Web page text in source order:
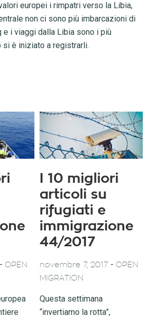
europei i rimpatri verso la Libia,
non ci sono più imbarcazioni di
e i viaggi dalla Libia sono i più
si è iniziato a registrarli.
- OPEN
I 10 migliori
articoli su
rifugiati e
immigrazione
44/2017
novembre 7, 2017 - OPEN
MIGRATION
Questa settimana
“invertiamo la rotta”,